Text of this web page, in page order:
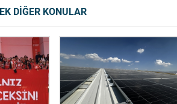
DİĞER KONULAR